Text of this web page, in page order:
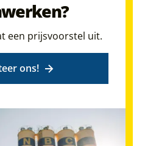
een prijsvoorstel uit.
ons!